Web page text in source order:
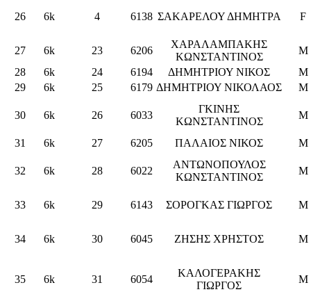
26 6k 4 6138 ΣΑΚΑΡΕΛΟΥ ΔΗΜΗΤΡΑ F
27 6k 23 6206
ΧΑΡΑΛΑΜΠΑΚΗΣ
ΚΩΝΣΤΑΝΤΙΝΟΣ
M
28
6k 24 6194 ΔΗΜΗΤΡΙΟΥ ΝΙΚΟΣ
M
29
6k 25 6179 ΔΗΜΗΤΡΙΟΥ ΝΙΚΟΛΑΟΣ M
30 6k 26 6033
ΓΚΙΝΗΣ
ΚΩΝΣΤΑΝΤΙΝΟΣ
M
31 6k 27 6205 ΠΑΛΑΙΟΣ ΝΙΚΟΣ M
32 6k 28 6022
ΑΝΤΩΝΟΠΟΥΛΟΣ
ΚΩΝΣΤΑΝΤΙΝΟΣ
M
33 6k 29 6143 ΣΟΡΟΓΚΑΣ ΓΙΩΡΓΟΣ M
34 6k 30 6045 ΖΗΣΗΣ ΧΡΗΣΤΟΣ M
35 6k 31 6054
ΚΑΛΟΓΕΡΑΚΗΣ
ΓΙΩΡΓΟΣ
M